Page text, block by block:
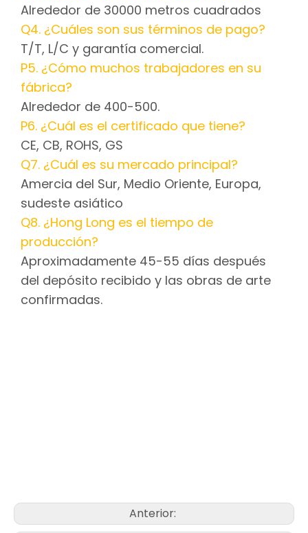
Alrededor de 30000 metros cuadrados
Q4. ¿Cuáles son sus términos de pago?
T/T, L/C y garantía comercial.
P5. ¿Cómo muchos trabajadores en su
fábrica?
Alrededor de 400-500.
P6. ¿Cuál es el certificado que tiene?
CE, CB, ROHS, GS
Q7. ¿Cuál es su mercado principal?
Amercia del Sur, Medio Oriente, Europa,
sudeste asiático
Q8. ¿Hong Long es el tiempo de
producción?
Aproximadamente 45-55 días después
del depósito recibido y las obras de arte
confirmadas.
Anterior: